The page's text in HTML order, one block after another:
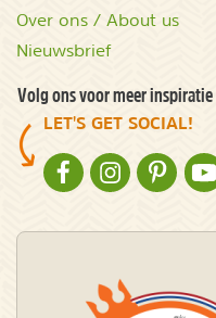
Over ons / About us
Nieuwsbrief
Volg ons voor meer inspiratie
LET'S GET SOCIAL!
NATURESCANNER OP